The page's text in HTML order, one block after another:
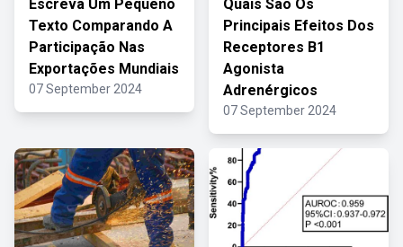
Escreva Um Pequeno
Texto Comparando A
Participação Nas
Exportações Mundiais
07 September 2024
Quais São Os
Principais Efeitos Dos
Receptores B1
Agonista
Adrenérgicos
07 September 2024